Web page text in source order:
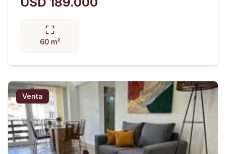
60 m²
Venta